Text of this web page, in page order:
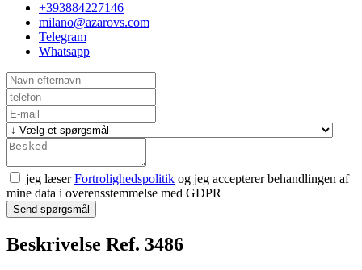
+393884227146
milano@azarovs.com
Telegram
Whatsapp
jeg læserFortrolighedspolitik og jeg accepterer behandlingen af
mine data i overensstemmelse med GDPR
Send spørgsmål
Beskrivelse Ref. 3486